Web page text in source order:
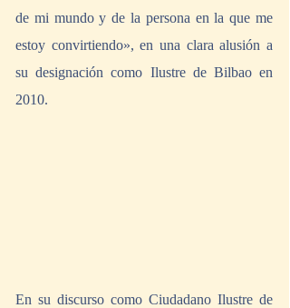
de mi mundo y de la persona en la que me
estoy convirtiendo», en una clara alusión a
su designación como Ilustre de Bilbao en
2010.
En su discurso como Ciudadano Ilustre de